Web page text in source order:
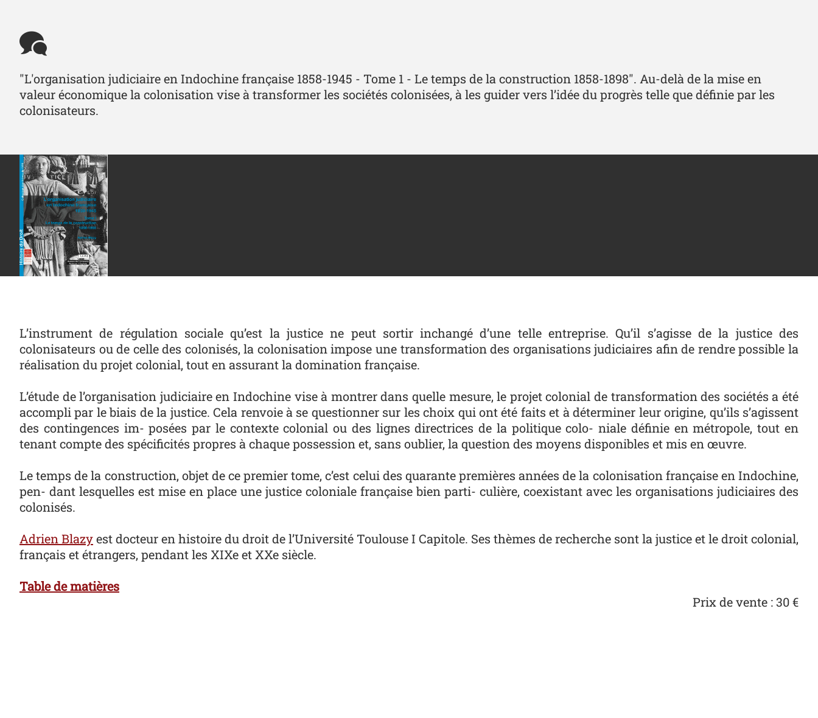
"L'organisation judiciaire en Indochine française 1858-1945 - Tome 1 - Le temps de la construction 1858-1898". Au-delà de la mise en
valeur économique la colonisation vise à transformer les sociétés colonisées, à les guider vers l’idée du progrès telle que définie par les
colonisateurs.
L’instrument de régulation sociale qu’est la justice ne peut sortir inchangé d’une telle entreprise. Qu’il s’agisse de la justice des
colonisateurs ou de celle des colonisés, la colonisation impose une transformation des organisations judiciaires afin de rendre possible la
réalisation du projet colonial, tout en assurant la domination française.
L’étude de l’organisation judiciaire en Indochine vise à montrer dans quelle mesure, le projet colonial de transformation des sociétés a été
accompli par le biais de la justice. Cela renvoie à se questionner sur les choix qui ont été faits et à déterminer leur origine, qu’ils s’agissent
des contingences im- posées par le contexte colonial ou des lignes directrices de la politique colo- niale définie en métropole, tout en
tenant compte des spécificités propres à chaque possession et, sans oublier, la question des moyens disponibles et mis en œuvre.
Le temps de la construction, objet de ce premier tome, c’est celui des quarante premières années de la colonisation française en Indochine,
pen- dant lesquelles est mise en place une justice coloniale française bien parti- culière, coexistant avec les organisations judiciaires des
colonisés.
Adrien Blazyest docteur en histoire du droit de l’Université Toulouse I Capitole. Ses thèmes de recherche sont la justice et le droit colonial,
français et étrangers, pendant les XIXe et XXe siècle.
Table de matières
Prix de vente : 30 €